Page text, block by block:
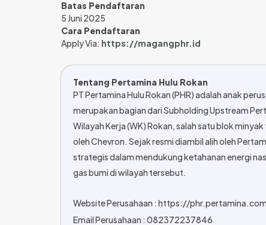
Batas Pendaftaran
5 Juni 2025
Cara Pendaftaran
Apply Via: https://magangphr.id
Tentang Pertamina Hulu Rokan
PT Pertamina Hulu Rokan (PHR) adalah anak
merupakan bagian dari Subholding Upstream
Wilayah Kerja (WK) Rokan, salah satu blok
oleh Chevron. Sejak resmi diambil alih oleh
strategis dalam mendukung ketahanan energi
gas bumi di wilayah tersebut.
Website Perusahaan : https://phr.pertamina.com
Email Perusahaan : 082372237846